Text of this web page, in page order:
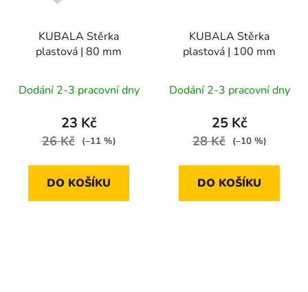
KUBALA Stěrka
plastová | 80 mm
Dodání 2-3 pracovní dny
23 Kč
26 Kč (–11 %)
DO KOŠÍKU
KUBALA Stěrka
plastová | 100 mm
Dodání 2-3 pracovní dny
25 Kč
28 Kč (–10 %)
DO KOŠÍKU